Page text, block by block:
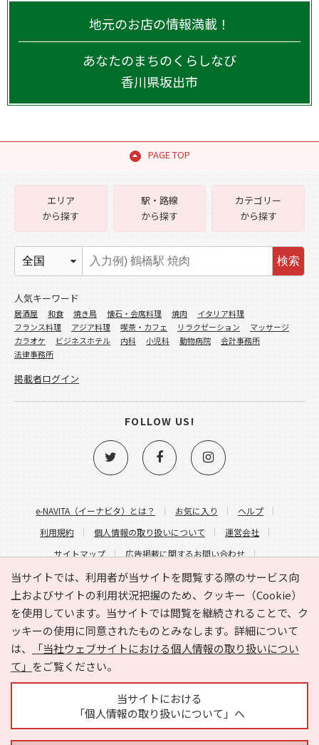
地元のお店の情報満載！
あなたのまちのくらしなび
香川県坂出市
PAGE TOP
当サイトでは、利用者が当サイトを閲覧する際のサービス向
上およびサイトの利用状況把握のため、クッキー（Cookie）
を使用しています。当サイトでは閲覧を継続されることで、ク
ッキーの使用に同意されたものとみなします。詳細について
は、
「当社ウェブサイトにおける個人情報の取り扱いについ
て」 をご覧ください。
当サイトにおける
「個人情報の取り扱いについて」へ
e-NAVITA（イーナビタ）とは？ お気に入り
ヘルプ
利用規約
個人情報の取り扱いについて
運営会社
サイトマップ
広告掲載に関するお問い合わせ
サイトの内容に関するお問い合わせ
エリア
から探す
駅・路線
から探す
カテゴリー
から探す
検索
人気キーワード
居酒屋 和食 焼き鳥 懐石・会席料理 焼肉
イタリア料理
フランス料理
アジア料理 喫茶・カフェ リラクゼーション
マッサージ
カラオケ
ビジネスホテル 内科 小児科 動物病院
会計事務所
法律事務所
掲載者ログイン
FOLLOW US!
Copyright © HYOJITO.Co.,Ltd. All Rights Reserved.